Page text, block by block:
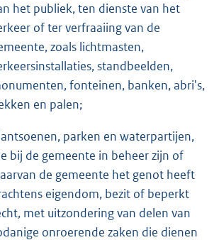
het publiek, ten dienste van het
of ter verfraaiing van de
zoals lichtmasten,
standbeelden,
fonteinen, banken, abri's,
en palen;
parken en waterpartijen,
bij de gemeente in beheer zijn of
de gemeente het genot heeft
eigendom, bezit of beperkt
met uitzondering van delen van
onroerende zaken die dienen